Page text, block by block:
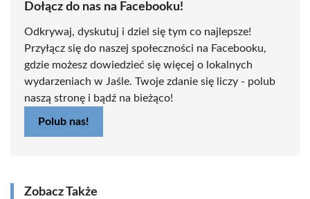
Dołącz do nas na Facebooku!
Odkrywaj, dyskutuj i dziel się tym co najlepsze!
Przyłącz się do naszej społeczności na Facebooku,
gdzie możesz dowiedzieć się więcej o lokalnych
wydarzeniach w Jaśle. Twoje zdanie się liczy - polub
naszą stronę i bądź na bieżąco!
Polub nas!
Zobacz Także